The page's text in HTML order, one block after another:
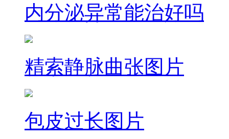
内分泌异常能治好吗
精索静脉曲张图片
包皮过长图片